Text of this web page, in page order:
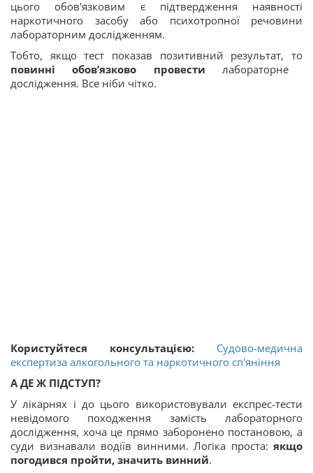
цього обов'язковим є підтвердження наявності
наркотичного засобу або психотропної речовини
лабораторним дослідженням.
Тобто, якщо тест показав позитивний результат, то
повинні обов’язково провести лабораторне
дослідження. Все ніби чітко.
Користуйтеся консультацією:
Судово-медична
експертиза алкогольного та наркотичного сп'яніння
А ДЕ Ж ПІДСТУП?
У лікарнях і до цього використовували експрес-тести
невідомого походження замість лабораторного
дослідження, хоча це прямо заборонено постановою, а
суди визнавали водіїв винними. Логіка проста: якщо
погодився пройти, значить винний.